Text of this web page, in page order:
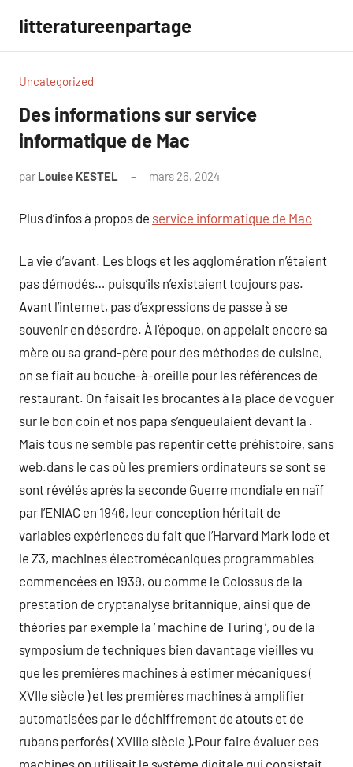
contenu
litteratureenpartage
Uncategorized
Des informations sur service
informatique de Mac
par Louise KESTEL mars 26, 2024
Plus d’infos à propos de service informatique de Mac
La vie d’avant. Les blogs et les agglomération n’étaient
pas démodés… puisqu’ils n’existaient toujours pas.
Avant l’internet, pas d’expressions de passe à se
souvenir en désordre. À l’époque, on appelait encore sa
mère ou sa grand-père pour des méthodes de cuisine,
on se fiait au bouche-à-oreille pour les références de
restaurant. On faisait les brocantes à la place de voguer
sur le bon coin et nos papa s’engueulaient devant la .
Mais tous ne semble pas repentir cette préhistoire, sans
web.dans le cas où les premiers ordinateurs se sont se
sont révélés après la seconde Guerre mondiale en naïf
par l’ENIAC en 1946, leur conception héritait de
variables expériences du fait que l’Harvard Mark iode et
le Z3, machines électromécaniques programmables
commencées en 1939, ou comme le Colossus de la
prestation de cryptanalyse britannique, ainsi que de
théories par exemple la ‘ machine de Turing ‘, ou de la
symposium de techniques bien davantage vieilles vu
que les premières machines à estimer mécaniques (
XVIIe siècle ) et les premières machines à amplifier
automatisées par le déchiffrement de atouts et de
rubans perforés ( XVIIIe siècle ).Pour faire évaluer ces
machines on utilisait le système digitale qui consistait